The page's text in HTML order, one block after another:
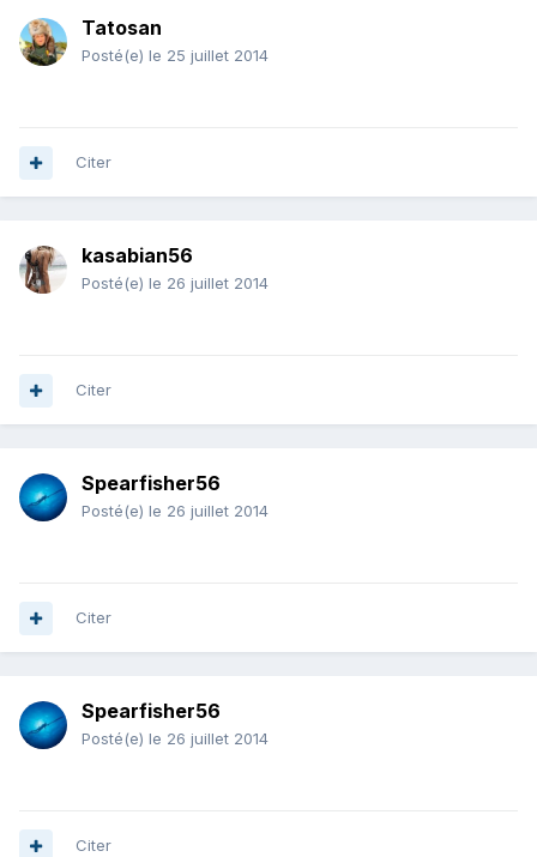
Tatosan
Posté(e) le 25 juillet 2014
Citer
kasabian56
Posté(e) le 26 juillet 2014
Citer
Spearfisher56
Posté(e) le 26 juillet 2014
Citer
Spearfisher56
Posté(e) le 26 juillet 2014
Citer